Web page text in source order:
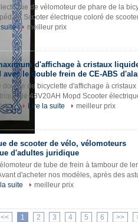
de vélomoteur de phare de la
Scooter électrique coloré de
meilleur prix
d'affichage à cristaux
avec le double frein de CE-ABS
double de bicyclette d'affichage à
de 48V20AH Mopd Scooter
...
Lire la suite
meilleur prix
de scooter de vélo, vélomoteurs
d'adultes juridique
de tube de frein à tambour de
d'acheter nos modèles, après des
suite
meilleur prix
<< 1 2 3 4 5 6 >>